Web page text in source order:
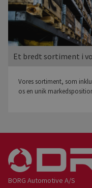
Et bredt sortiment i
Vores sortiment, som
os en unik
BORG Automotive A/S